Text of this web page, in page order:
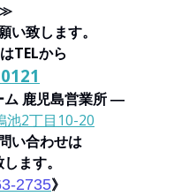
≫
い致します。
TELから
鹿児島営業所 ―
池2丁目10-20
い合わせは
ます。
2735》